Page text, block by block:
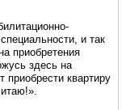
и так
приобретения
здесь на
приобрести квартиру